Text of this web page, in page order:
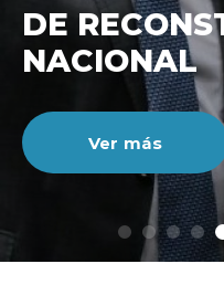
modo
DE
NACIONAL
Ver más